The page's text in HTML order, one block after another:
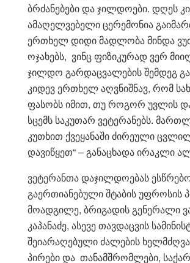
ბრძანებები და ჯილდოები. დღეს
ამაღელვებელი ცერემონია
ერთხელ დიდი მადლობა მინდა
ოჯახებს, ვინც ფიზიკურად ვერ
ჯილდო გარდაცვალების შემდეგ
კიდევ ერთხელ აღვნიშნავ, რომ
ფასობს იმით, თუ როგორ უვლის
სცემს საკუთარ ვეტერანებს.
კუთხით ქვეყანაში ძირეული
დავიწყეთ“ – განაცხადა ირაკლი
ვეტერანთა დაჯილდოებას
გაერთიანებული შტაბის უფროსის
მოადგილე, ბრიგადის გენერალი
კაპანაძე, ასევე თავდაცვის
შეიარაღებული ძალების
პირები და თანამშრომლები,